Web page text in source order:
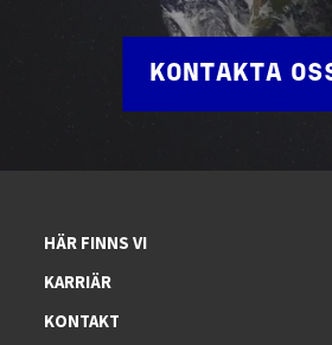
KONTAKTA
HÄR FINNS VI
KARRIÄR
KONTAKT